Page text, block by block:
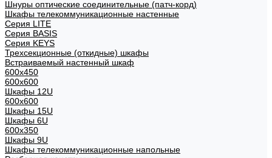
Шнуры оптические соединительные (патч-корд)
Шкафы телекоммуникационные настенные
Cерия LITE
Cерия BASIS
Cерия KEYS
Трехсекционные (откидные) шкафы
Встраиваемый настенный шкаф
600x450
600x600
Шкафы 12U
600x600
Шкафы 15U
Шкафы 6U
600x350
Шкафы 9U
Шкафы телекоммуникационные напольные